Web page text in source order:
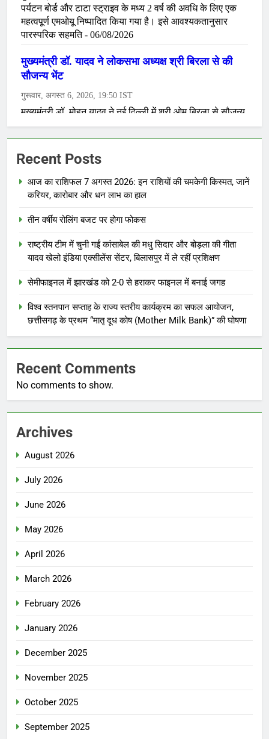
Recent Posts
आज का राशिफल 7 अगस्त 2026: इन राशियों की चमकेगी किस्मत, जानें
करियर, कारोबार और धन लाभ का हाल
तीन वर्षीय रोलिंग बजट पर होगा फोकस
राष्ट्रीय टीम में चुनी गईं कांसाबेल की मधु सिदार और बोड़ला की गीता
यादव खेलो इंडिया एक्सीलेंस सेंटर, बिलासपुर में ले रहीं प्रशिक्षण
सेमीफाइनल में झारखंड को 2-0 से हराकर फाइनल में बनाई जगह
विश्व स्तनपान सप्ताह के राज्य स्तरीय कार्यक्रम का सफल आयोजन,
छत्तीसगढ़ के प्रथम “मातृ दूध कोष (Mother Milk Bank)” की घोषणा
Recent Comments
No comments to show.
Archives
August 2026
July 2026
June 2026
May 2026
April 2026
March 2026
February 2026
January 2026
December 2025
November 2025
October 2025
September 2025